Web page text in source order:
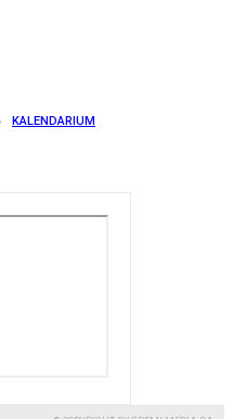
KALENDARIUM